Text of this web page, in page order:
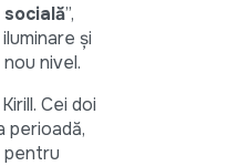
”,
și
nivel.
Cei doi
perioadă,
pentru